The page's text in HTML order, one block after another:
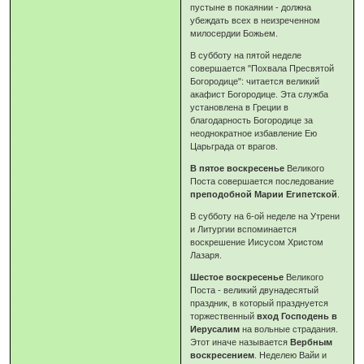
пустыне в покаянии - должна
убеждать всех в неизреченном
милосердии Божьем.
В субботу на пятой неделе
совершается "Похвала Пресвятой
Богородице": читается великий
акафист Богородице. Эта служба
установлена в Греции в
благодарность Богородице за
неоднократное избавление Ею
Царьграда от врагов.
В пятое воскресенье Великого
Поста совершается последование
преподобной Марии Египетской
В субботу на 6-ой неделе на Утрени
и Литургии вспоминается
воскрешение Иисусом Христом
Лазаря.
Шестое воскресенье Великого
Поста - великий двунадесятый
праздник, в который празднуется
торжественныйвход Господень в
Иерусалим на вольные страдания.
Этот иначе называется Вербным
воскресением . Неделею Вайи и